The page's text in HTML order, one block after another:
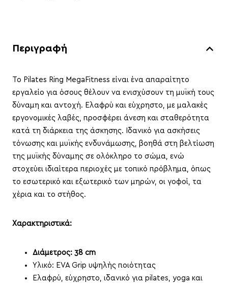
Περιγραφή
Το Pilates Ring MegaFitness είναι ένα απαραίτητο
εργαλείο για όσους θέλουν να ενισχύσουν τη μυϊκή τους
δύναμη και αντοχή. Ελαφρύ και εύχρηστο, με μαλακές
εργονομικές λαβές, προσφέρει άνεση και σταθερότητα
κατά τη διάρκεια της άσκησης. Ιδανικό για ασκήσεις
τόνωσης και μυϊκής ενδυνάμωσης, βοηθά στη βελτίωση
της μυϊκής δύναμης σε ολόκληρο το σώμα, ενώ
στοχεύει ιδιαίτερα περιοχές με τοπικό πρόβλημα, όπως
το εσωτερικό και εξωτερικό των μηρών, οι γοφοί, τα
χέρια και το στήθος.
Χαρακτηριστικά:
Διάμετρος: 38 cm
Υλικό: EVA Grip υψηλής ποιότητας
Ελαφρύ, εύχρηστο, ιδανικό για pilates, yoga και